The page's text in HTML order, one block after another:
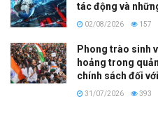
tác động và
02/08/2026 157
Phong trào sinh
hoảng trong
chính sách đối
31/07/2026 393